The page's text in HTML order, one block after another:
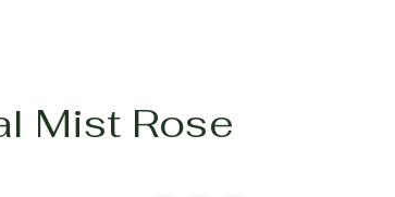
Mist Rose